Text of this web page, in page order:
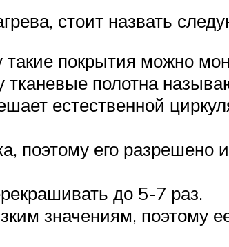
стоит назвать
покрытия можно
полотна
естественной
поэтому его разрешено
до 5-7 раз.
значениям, поэтому